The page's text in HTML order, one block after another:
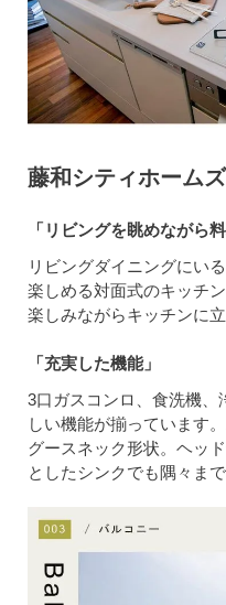
藤和シティホーム
「リビングを眺めながら
リビングダイニングにい
楽しめる対面式のキッチ
楽しみながらキッチンに立
「充実した機能」
3口ガスコンロ、食洗機、
しい機能が揃っています
グースネック形状。ヘッ
としたシンクでも隅々ま